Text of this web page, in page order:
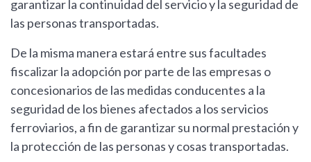
garantizar la continuidad del servicio y la seguridad de
las personas transportadas.
De la misma manera estará entre sus facultades
fiscalizar la adopción por parte de las empresas o
concesionarios de las medidas conducentes a la
seguridad de los bienes afectados a los servicios
ferroviarios, a fin de garantizar su normal prestación y
la protección de las personas y cosas transportadas.